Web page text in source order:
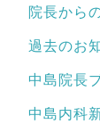
院長から
過去のお
中島院長
中島内科